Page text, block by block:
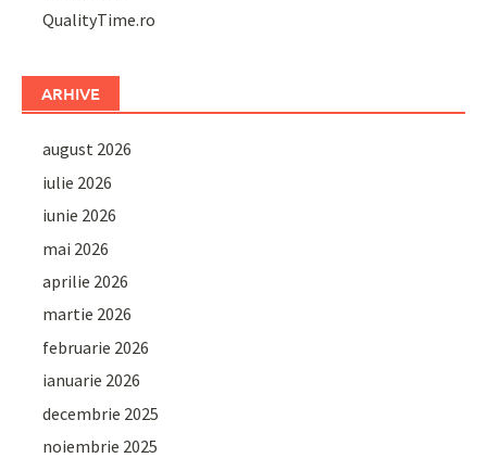
QualityTime.ro
ARHIVE
august 2026
iulie 2026
iunie 2026
mai 2026
aprilie 2026
martie 2026
februarie 2026
ianuarie 2026
decembrie 2025
noiembrie 2025